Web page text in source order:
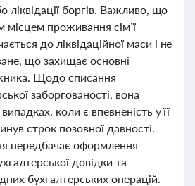
ліквідації боргів. Важливо, що
проживання сім’ї
до ліквідаційної маси і не
що захищає основні
Щодо списання
заборгованості, вона
коли є впевненість у її
строк позовної давності.
передбачає оформлення
довідки та
бухгалтерських операцій.